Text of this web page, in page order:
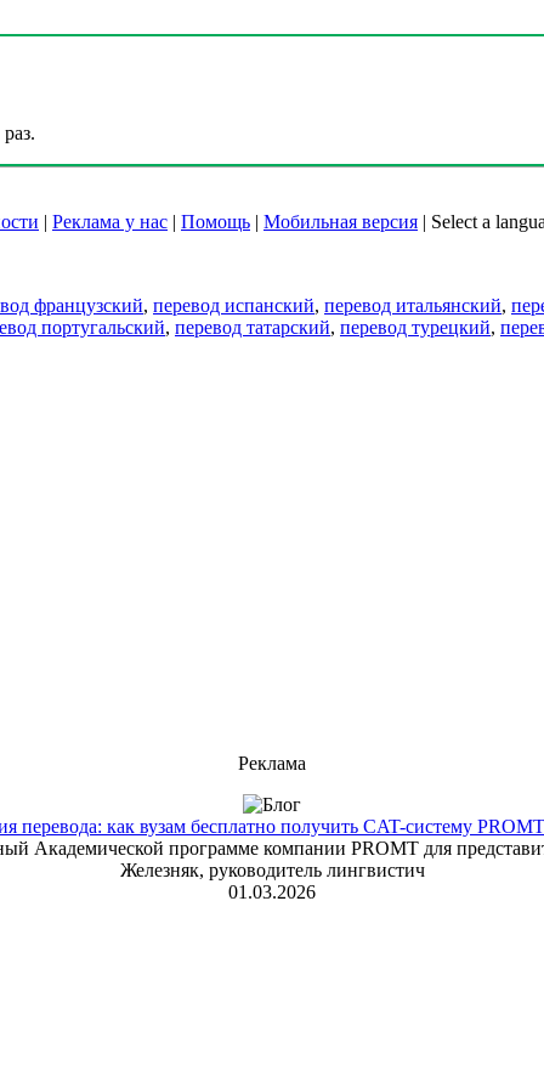
| Реклама у нас | Помощь | Мобильная версия | Select a
французский, перевод испанский, перевод итальянский,
португальский, перевод татарский, перевод турецкий,
Реклама
перевода: как вузам бесплатно получить CAT-систему
Академической программе компании PROMT для
Железняк, руководитель лингвистич
01.03.2026